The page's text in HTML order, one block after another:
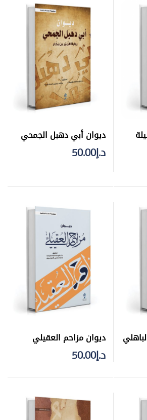
ديوان أبي دهبل الجمحي
د.إ50.00
ديوان مزاحم العقيلي
د.إ50.00